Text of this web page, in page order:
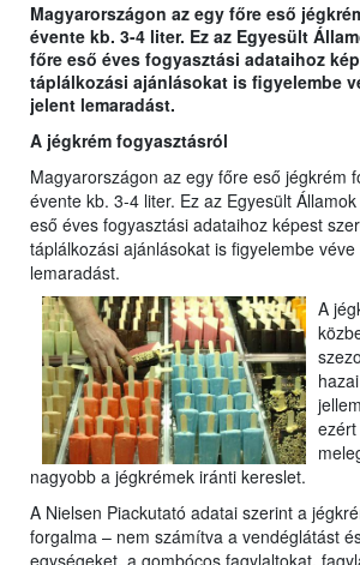
Magyarországon az egy főre eső
évente kb. 3-4 liter. Ez az Egyesült
főre eső éves fogyasztási adataihoz
táplálkozási ajánlásokat is figyelembe
jelent lemaradást.
A jégkrém fogyasztásról
Magyarországon az egy főre eső jégkrém
évente kb. 3-4 liter. Ez az Egyesült
eső éves fogyasztási adataihoz képest
táplálkozási ajánlásokat is figyelembe
lemaradást.
A
nagyobb a jégkrémek iránti kereslet.
A Nielsen Piackutató adatai szerint a
forgalma – nem számítva a vendéglátást